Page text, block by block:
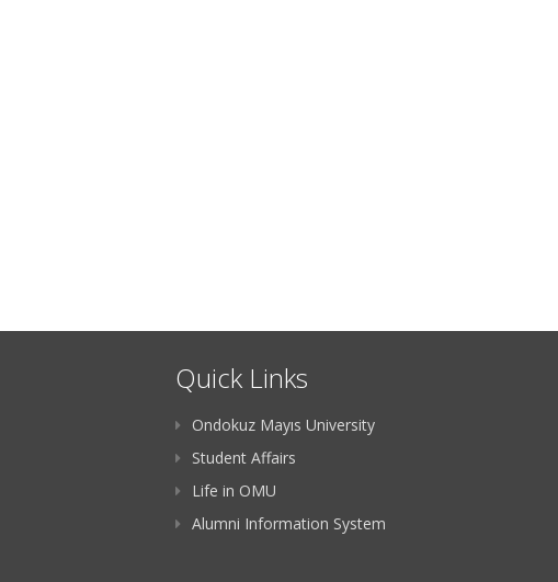
Quick Links
Ondokuz Mayıs University
Student Affairs
Life in OMU
Alumni Information System